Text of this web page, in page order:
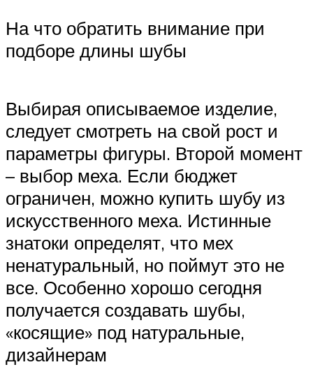
На что обратить внимание при
подборе длины шубы
Выбирая описываемое изделие,
следует смотреть на свой рост и
параметры фигуры. Второй момент
– выбор меха. Если бюджет
ограничен, можно купить шубу из
искусственного меха. Истинные
знатоки определят, что мех
ненатуральный, но поймут это не
все. Особенно хорошо сегодня
получается создавать шубы,
«косящие» под натуральные,
дизайнерам